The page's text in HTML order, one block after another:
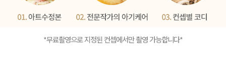
*무료촬영으로 지정된 컨셉에서만 촬영 가능합니다*